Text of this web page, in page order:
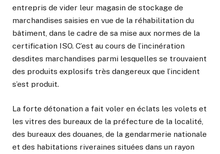
entrepris de vider leur magasin de stockage de
marchandises saisies en vue de la réhabilitation du
bâtiment, dans le cadre de sa mise aux normes de la
certification ISO. C’est au cours de l’incinération
desdites marchandises parmi lesquelles se trouvaient
des produits explosifs très dangereux que l’incident
s’est produit.
La forte détonation a fait voler en éclats les volets et
les vitres des bureaux de la préfecture de la localité,
des bureaux des douanes, de la gendarmerie nationale
et des habitations riveraines situées dans un rayon